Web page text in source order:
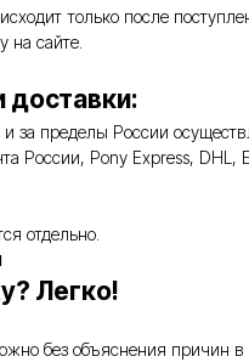
только после
на сайте.
доставки:
и за пределы России
России, Pony Express,
отдельно.
Легко!
без объяснения причин в